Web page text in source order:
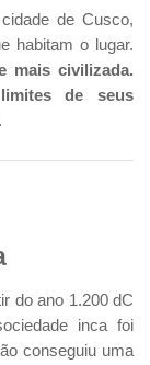
de Cusco,
habitam o lugar.
mais civilizada.
de seus
.
do ano 1.200 dC
inca foi
conseguiu uma